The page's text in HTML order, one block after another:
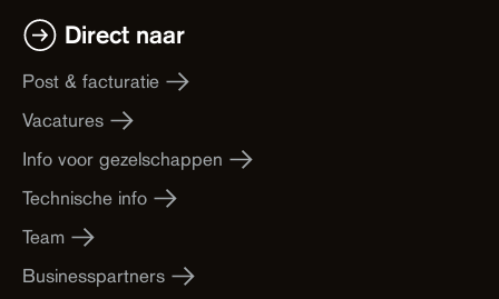
Direct naar
Post & facturatie
Vacatures
Info voor gezelschappen
Technische info
Team
Businesspartners